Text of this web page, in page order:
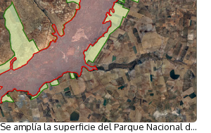
Se amplía la superficie del Parque Nacional de